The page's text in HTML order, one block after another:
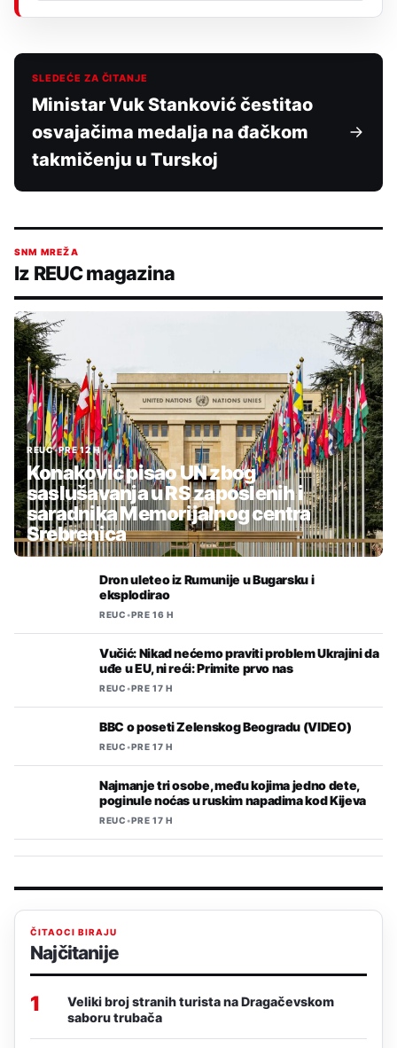
SLEDEĆE ZA ČITANJE
Ministar Vuk Stanković čestitao
osvajačima medalja na đačkom
takmičenju u Turskoj
SNM MREŽA
Iz REUC magazina
REUC•PRE 12 H
Konaković pisao UN zbog
saslušavanja u RS zaposlenih i
saradnika Memorijalnog centra
Srebrenica
Dron uleteo iz Rumunije u Bugarsku i
eksplodirao
REUC•PRE 16 H
Vučić: Nikad nećemo praviti problem Ukrajini da
uđe u EU, ni reći: Primite prvo nas
REUC•PRE 17 H
BBC o poseti Zelenskog Beogradu (VIDEO)
REUC•PRE 17 H
Najmanje tri osobe, među kojima jedno dete,
poginule noćas u ruskim napadima kod Kijeva
REUC•PRE 17 H
ČITAOCI BIRAJU
Najčitanije
1
Veliki broj stranih turista na Dragačevskom
saboru trubača